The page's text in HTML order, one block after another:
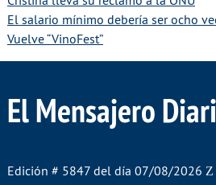
El salario mínimo debería ser ocho
Vuelve “VinoFest”
El Mensajero
Edición # 5847 del día 07/08/2026